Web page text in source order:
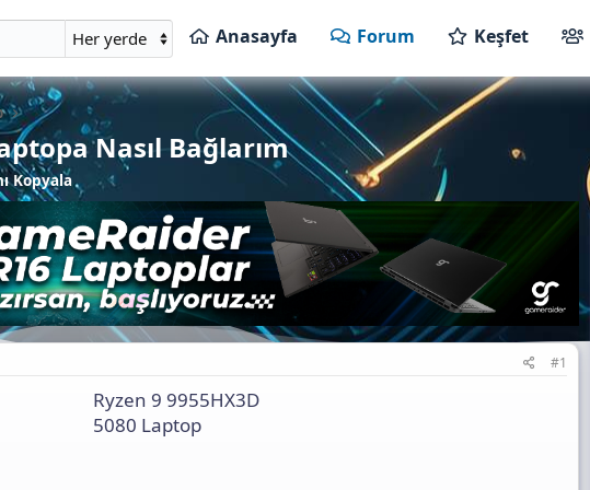
Anasayfa Forum Keşfet
Nasıl Bağlarım
Kopyala
#1
Ryzen 9 9955HX3D
5080 Laptop